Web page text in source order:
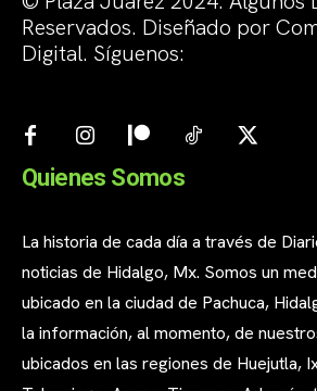
Reservados. Diseñado por
Digital. Síguenos:
Quienes Somos
La historia de cada día a través de
noticias de Hidalgo, Mx. Somos un
ubicado en la ciudad de Pachuca,
la información, al momento, de
ubicados en las regiones de Huejutla,